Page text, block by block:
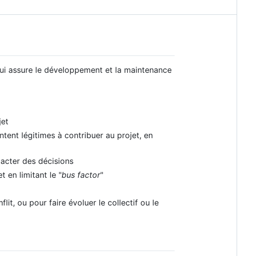
le développement et la maintenance
légitimes à contribuer au projet, en
des décisions
en limitant le "bus factor"
ou pour faire évoluer le collectif ou le